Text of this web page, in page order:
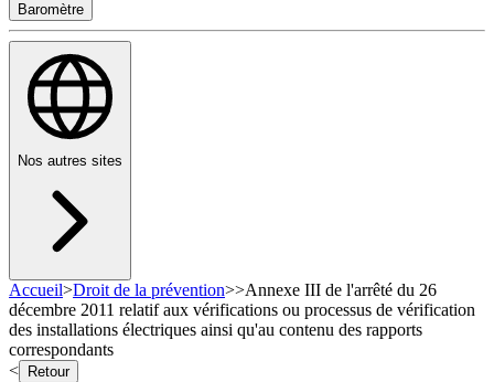
Baromètre
Nos autres sites
Accueil>Droit de la prévention>>Annexe III de l'arrêté du 26
décembre 2011 relatif aux vérifications ou processus de vérification
des installations électriques ainsi qu'au contenu des rapports
correspondants
<
Retour